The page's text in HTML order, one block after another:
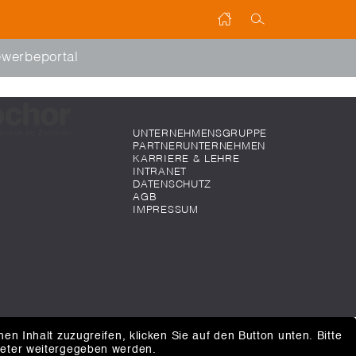
UNTERNEHMENSGRUPPE
PARTNERUNTERNEHMEN
KARRIERE & LEHRE
INTRANET
DATENSCHUTZ
AGB
IMPRESSUM
Inhalt zuzugreifen, klicken Sie auf den Button unten. Bitte
weitergegeben werden.